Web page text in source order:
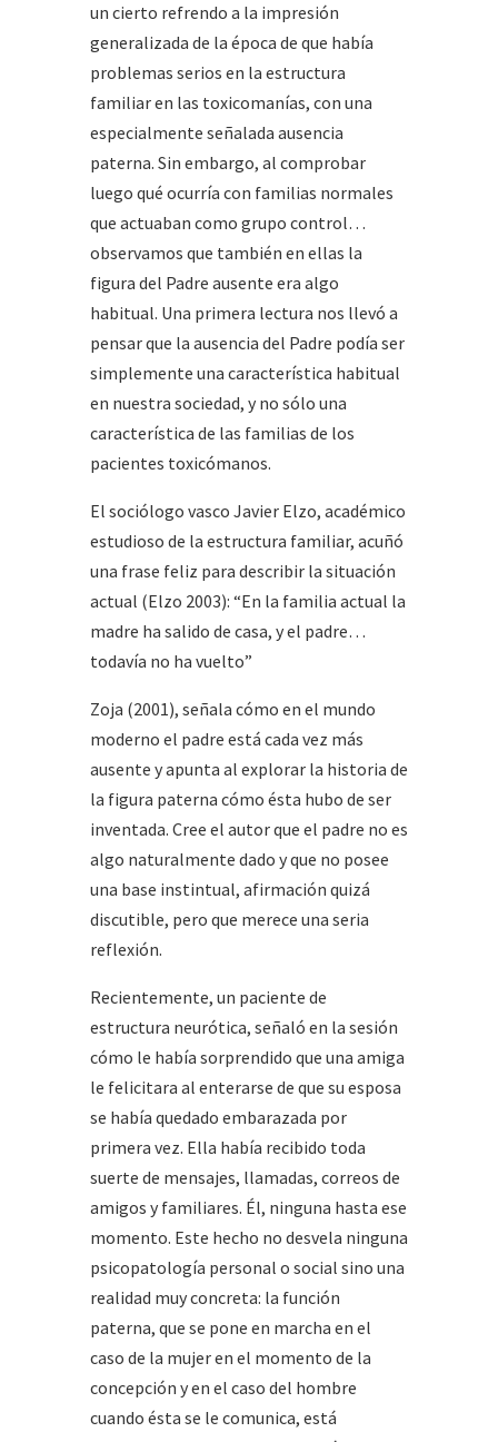
un cierto refrendo a la impresión
generalizada de la época de que había
problemas serios en la estructura
familiar en las toxicomanías, con una
especialmente señalada ausencia
paterna. Sin embargo, al comprobar
luego qué ocurría con familias normales
que actuaban como grupo control…
observamos que también en ellas la
figura del Padre ausente era algo
habitual. Una primera lectura nos llevó a
pensar que la ausencia del Padre podía ser
simplemente una característica habitual
en nuestra sociedad, y no sólo una
característica de las familias de los
pacientes toxicómanos.
El sociólogo vasco Javier Elzo, académico
estudioso de la estructura familiar, acuñó
una frase feliz para describir la situación
actual (Elzo 2003): “En la familia actual la
madre ha salido de casa, y el padre…
todavía no ha vuelto”
Zoja (2001), señala cómo en el mundo
moderno el padre está cada vez más
ausente y apunta al explorar la historia de
la figura paterna cómo ésta hubo de ser
inventada. Cree el autor que el padre no es
algo naturalmente dado y que no posee
una base instintual, afirmación quizá
discutible, pero que merece una seria
reflexión.
Recientemente, un paciente de
estructura neurótica, señaló en la sesión
cómo le había sorprendido que una amiga
le felicitara al enterarse de que su esposa
se había quedado embarazada por
primera vez. Ella había recibido toda
suerte de mensajes, llamadas, correos de
amigos y familiares. Él, ninguna hasta ese
momento. Este hecho no desvela ninguna
psicopatología personal o social sino una
realidad muy concreta: la función
paterna, que se pone en marcha en el
caso de la mujer en el momento de la
concepción y en el caso del hombre
cuando ésta se le comunica, está